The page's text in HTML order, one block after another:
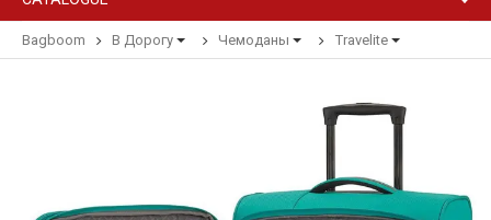
Bagboom В Дорогу Чемоданы Travelite